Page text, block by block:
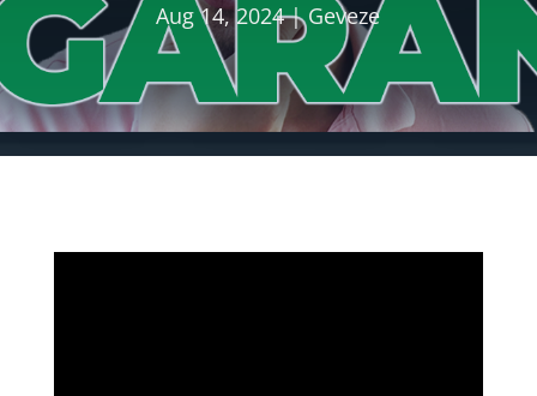
Aug 14, 2024 Geveze